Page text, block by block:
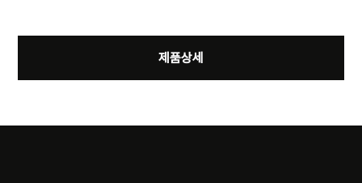
제품상세